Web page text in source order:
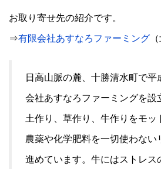
お取り寄せ先の紹介です。
⇒有限会社あすなろファーミング
日高山脈の麓、十勝清水町で平
会社あすなろファーミングを設
土作り、草作り、牛作りをモッ
農薬や化学肥料を一切使わない
進めています。牛にはストレス